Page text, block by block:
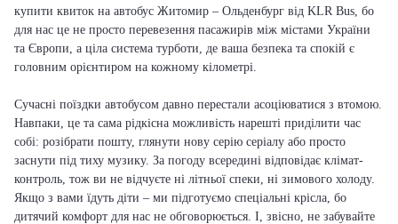
купити квиток на автобус Житомир – Ольденбург від KLR Bus, бо
для нас це не просто перевезення пасажирів між містами України
та Європи, а ціла система турботи, де ваша безпека та спокій є
головним орієнтиром на кожному кілометрі.
Сучасні поїздки автобусом давно перестали асоціюватися з втомою.
Навпаки, це та сама рідкісна можливість нарешті приділити час
собі: розібрати пошту, глянути нову серію серіалу або просто
заснути під тиху музику. За погоду всередині відповідає клімат-
контроль, тож ви не відчуєте ні літньої спеки, ні зимового холоду.
Якщо з вами їдуть діти – ми підготуємо спеціальні крісла, бо
дитячий комфорт для нас не обговорюється. І, звісно, не забувайте